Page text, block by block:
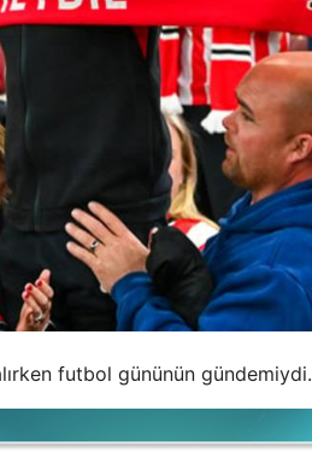
futbol gününün gündemiydi.